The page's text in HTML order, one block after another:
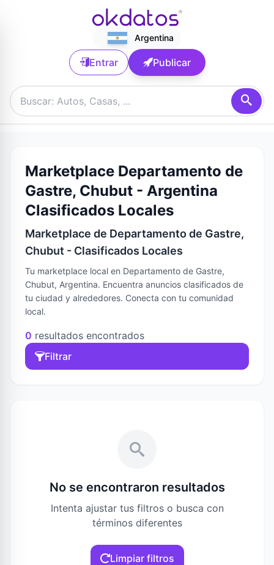
Argentina
Entrar Publicar
Marketplace Departamento de
Gastre, Chubut - Argentina
Clasificados Locales
Marketplace de Departamento de Gastre,
Chubut - Clasificados Locales
Tu marketplace local en Departamento de Gastre,
Chubut, Argentina. Encuentra anuncios clasificados de
tu ciudad y alrededores. Conecta con tu comunidad
local.
0 resultados encontrados
Filtrar
No se encontraron resultados
Intenta ajustar tus filtros o busca con
términos diferentes
Limpiar filtros